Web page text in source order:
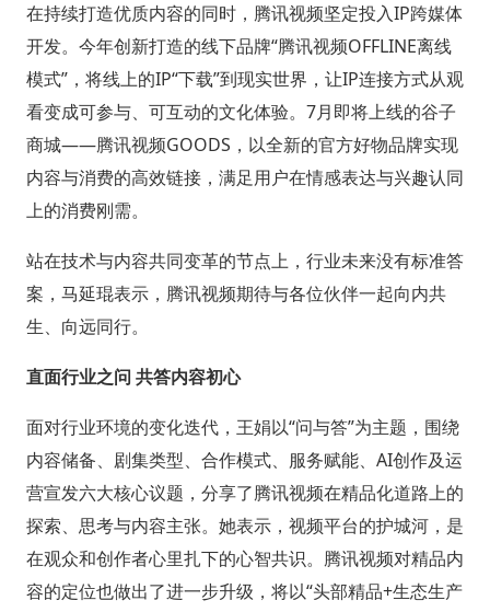
在持续打造优质内容的同时，腾讯视频坚定投入IP跨媒体
开发。今年创新打造的线下品牌“腾讯视频OFFLINE离线
模式”，将线上的IP“下载”到现实世界，让IP连接方式从观
看变成可参与、可互动的文化体验。7月即将上线的谷子
商城——腾讯视频GOODS，以全新的官方好物品牌实现
内容与消费的高效链接，满足用户在情感表达与兴趣认同
上的消费刚需。
站在技术与内容共同变革的节点上，行业未来没有标准答
案，马延琨表示，腾讯视频期待与各位伙伴一起向内共
生、向远同行。
直面行业之问 共答内容初心
面对行业环境的变化迭代，王娟以“问与答”为主题，围绕
内容储备、剧集类型、合作模式、服务赋能、AI创作及运
营宣发六大核心议题，分享了腾讯视频在精品化道路上的
探索、思考与内容主张。她表示，视频平台的护城河，是
在观众和创作者心里扎下的心智共识。腾讯视频对精品内
容的定位也做出了进一步升级，将以“头部精品+生态生产